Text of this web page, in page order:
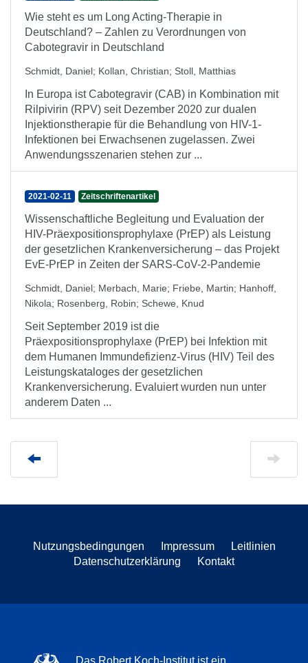
Wie steht es um Long Acting-Therapie in
Deutschland? – Zahlen zu Verordnungen von
Cabotegravir in Deutschland
Schmidt, Daniel; Kollan, Christian; Stoll, Matthias
In Europa ist Cabotegravir (CAB) in Kombination mit
Rilpivirin (RPV) seit Dezember 2020 zur dualen
Injektionstherapie für die Behandlung von HIV-1-
Infektionen bei Erwachsenen zugelassen. Zwei
Anwendungsszenarien stehen zur ...
2021-02-11 Zeitschriftenartikel
Wissenschaftliche Begleitung und Evaluation der
HIV-Präexpositionsprophylaxe (PrEP) als Leistung
der gesetzlichen Krankenversicherung – das Projekt
EvE-PrEP in Zeiten der SARS-CoV-2-Pandemie
Schmidt, Daniel; Merbach, Marie; Friebe, Martin; Hanhoff,
Nikola; Rosenberg, Robin; Schewe, Knud
Seit September 2019 ist die
Präexpositionsprophylaxe (PrEP) bei Infektion mit
dem Humanen Immundefizienz-Virus (HIV) Teil des
Leistungskataloges der gesetzlichen
Krankenversicherung. Evaluiert wurden nun unter
anderem Daten ...
Nutzungsbedingungen Impressum
Leitlinien
Datenschutzerklärung
Kontakt
Das Robert Koch-Institut ist ein